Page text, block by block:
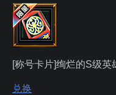
[称号卡片]绚烂的S级英
兑换